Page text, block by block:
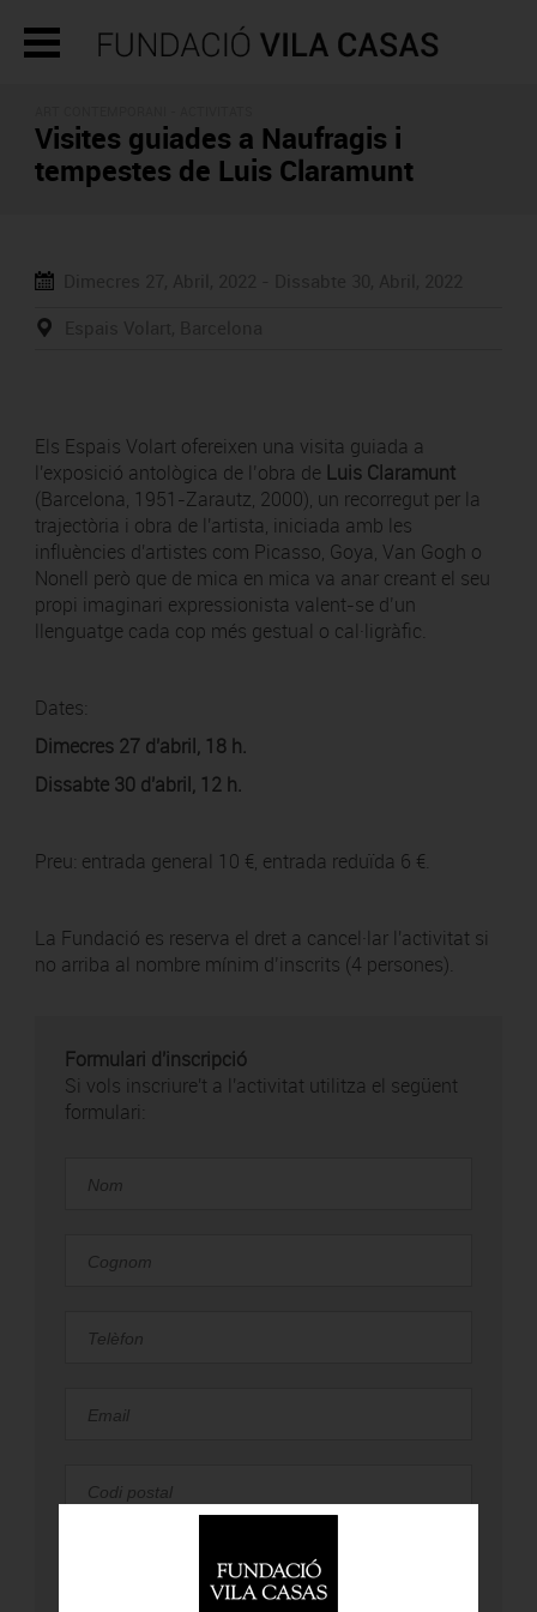
Visites guiades a Naufragis i
tempestes de Luis Claramunt
Els Espais Volart ofereixen una visita guiada a
l'exposició antològica de l’obra de Luis Claramunt
(Barcelona, 1951-Zarautz, 2000), un recorregut per la
trajectòria i obra de l'artista, iniciada amb les
influències d'artistes com Picasso, Goya, Van Gogh o
Nonell però que de mica en mica va anar creant el seu
propi imaginari expressionista valent-se d’un
llenguatge cada cop més gestual o cal·ligràfic.
Dates:
Dimecres 27 d'abril, 18 h.
Dissabte 30 d'abril, 12 h.
Preu: entrada general 10 €, entrada reduïda 6 €.
La Fundació es reserva el dret a cancel·lar l'activitat si
no arriba al nombre mínim d’inscrits (4 persones).
Formulari d'inscripció
Si vols inscriure't a l'activitat utilitza el següent
formulari: